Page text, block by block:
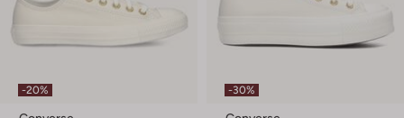
-20% -30%